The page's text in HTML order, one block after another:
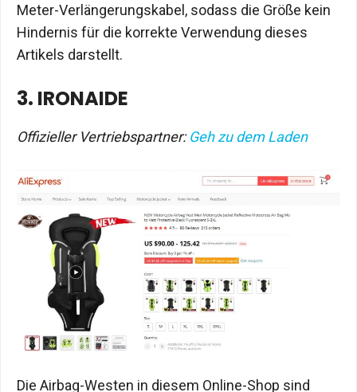
Meter-Verlängerungskabel, sodass die Größe kein
Hindernis für die korrekte Verwendung dieses
Artikels darstellt.
3. IRONAIDE
Offizieller Vertriebspartner:Geh zu dem Laden
Die Airbag-Westen in diesem Online-Shop sind